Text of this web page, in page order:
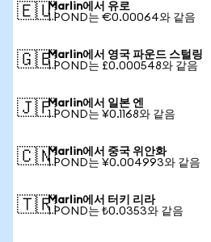
🇪🇺Marlin에서 유로
1 POND는 €0.00064와 같음
🇬🇧Marlin에서 영국 파운드 스털링
1 POND는 £0.000548와 같음
🇯🇵Marlin에서 일본 엔
1 POND는 ¥0.1168와 같음
🇨🇳Marlin에서 중국 위안화
1 POND는 ¥0.004993와 같음
🇹🇷Marlin에서 터키 리라
1 POND는 ₺0.0353와 같음